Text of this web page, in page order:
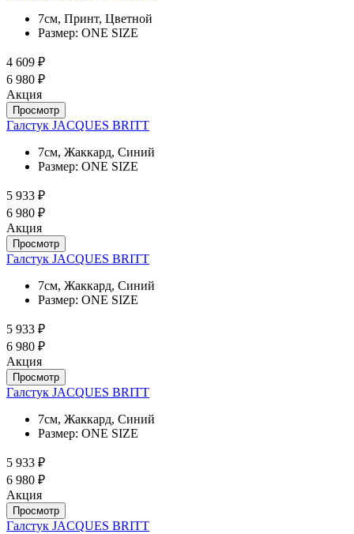
7см, Принт, Цветной
Размер: ONE SIZE
4 609 ₽
6 980 ₽
Акция
Просмотр
Галстук JACQUES BRITT
7см, Жаккард, Синий
Размер: ONE SIZE
5 933 ₽
6 980 ₽
Акция
Просмотр
Галстук JACQUES BRITT
7см, Жаккард, Синий
Размер: ONE SIZE
5 933 ₽
6 980 ₽
Акция
Просмотр
Галстук JACQUES BRITT
7см, Жаккард, Синий
Размер: ONE SIZE
5 933 ₽
6 980 ₽
Акция
Просмотр
Галстук JACQUES BRITT